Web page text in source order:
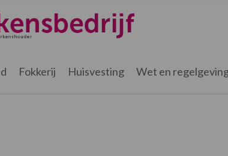
Fokkerij Huisvesting Wet en